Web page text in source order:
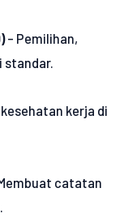
– Pemilihan,
standar.
kerja di
catatan